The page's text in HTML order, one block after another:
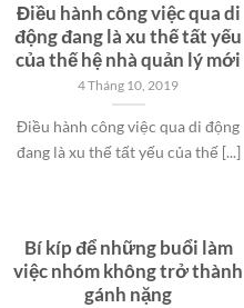
Điều hành công việc qua di
động đang là xu thế tất yếu
của thế hệ nhà quản lý mới
4 Tháng 10, 2019
Điều hành công việc qua di động
đang là xu thế tất yếu của thế [...]
Bí kíp để những buổi làm
việc nhóm không trở thành
gánh nặng